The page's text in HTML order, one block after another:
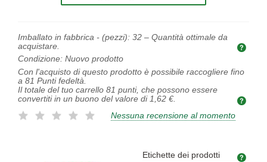
Imballato in fabbrica - (pezzi): 32 – Quantità ottimale da
acquistare.
Condizione: Nuovo prodotto
Con l'acquisto di questo prodotto è possibile raccogliere fino
a 81 Punti fedeltà.
Il totale del tuo carrello 81 punti, che possono essere
convertiti in un buono del valore di 1,62 €.
Nessuna recensione al momento
Etichette dei prodotti